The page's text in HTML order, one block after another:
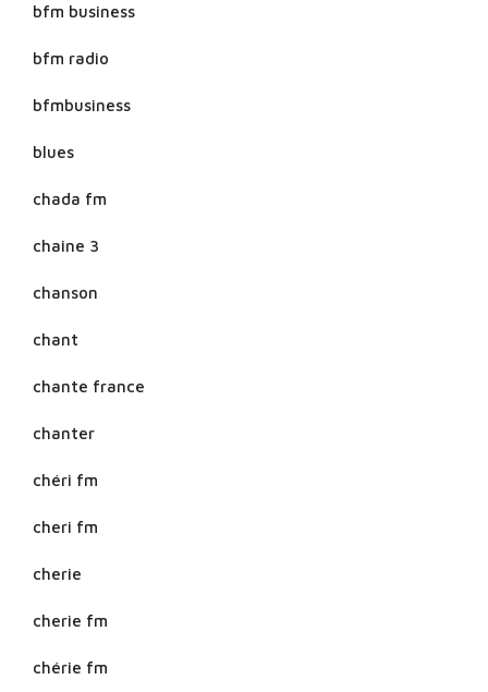
bfm business
bfm radio
bfmbusiness
blues
chada fm
chaine 3
chanson
chant
chante france
chanter
chéri fm
cheri fm
cherie
cherie fm
chérie fm